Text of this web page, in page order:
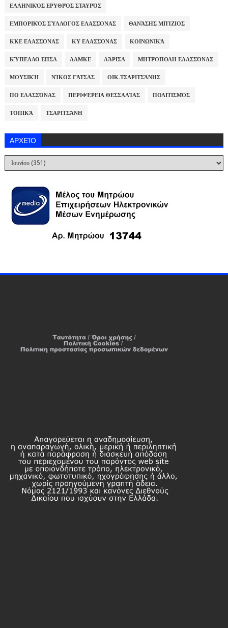
ΕΛΛΗΝΙΚΌΣ ΕΡΥΘΡΌΣ ΣΤΑΥΡΌΣ
ΕΜΠΟΡΙΚΌΣ ΣΎΛΛΟΓΟΣ ΕΛΑΣΣΌΝΑΣ ΘΑΝΆΣΗΣ ΜΠΊΖΙΟΣ
ΚΚΕ ΕΛΑΣΣΌΝΑΣ ΚΥ ΕΛΑΣΣΌΝΑΣ ΚΟΙΝΩΝΙΚΆ
ΚΎΠΕΛΛΟ ΕΠΣΛ ΛΑΜΚΕ ΛΆΡΙΣΑ ΜΗΤΡΌΠΟΛΗ ΕΛΑΣΣΌΝΑΣ
ΜΟΥΣΙΚΉ ΝΊΚΟΣ ΓΆΤΣΑΣ ΟΙΚ.ΤΣΑΡΙΤΣΆΝΗΣ
ΠΟ ΕΛΑΣΣΌΝΑΣ ΠΕΡΙΦΈΡΕΙΑ ΘΕΣΣΑΛΊΑΣ ΠΟΛΙΤΙΣΜΌΣ
ΤΟΠΙΚΆ ΤΣΑΡΙΤΣΆΝΗ
ΑΡΧΕΊΟ